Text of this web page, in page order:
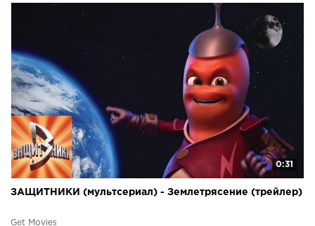
0:31
ЗАЩИТНИКИ (мультсериал) - Землетрясение (трейлер)
Get Movies